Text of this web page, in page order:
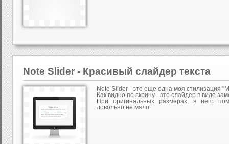
Note Slider - Красивый слайдер текста
Note Slider - это еще одна моя стилизация
Как видно по скрину - это слайдер в виде
При оригинальных размерах, в него
довольно не мало.